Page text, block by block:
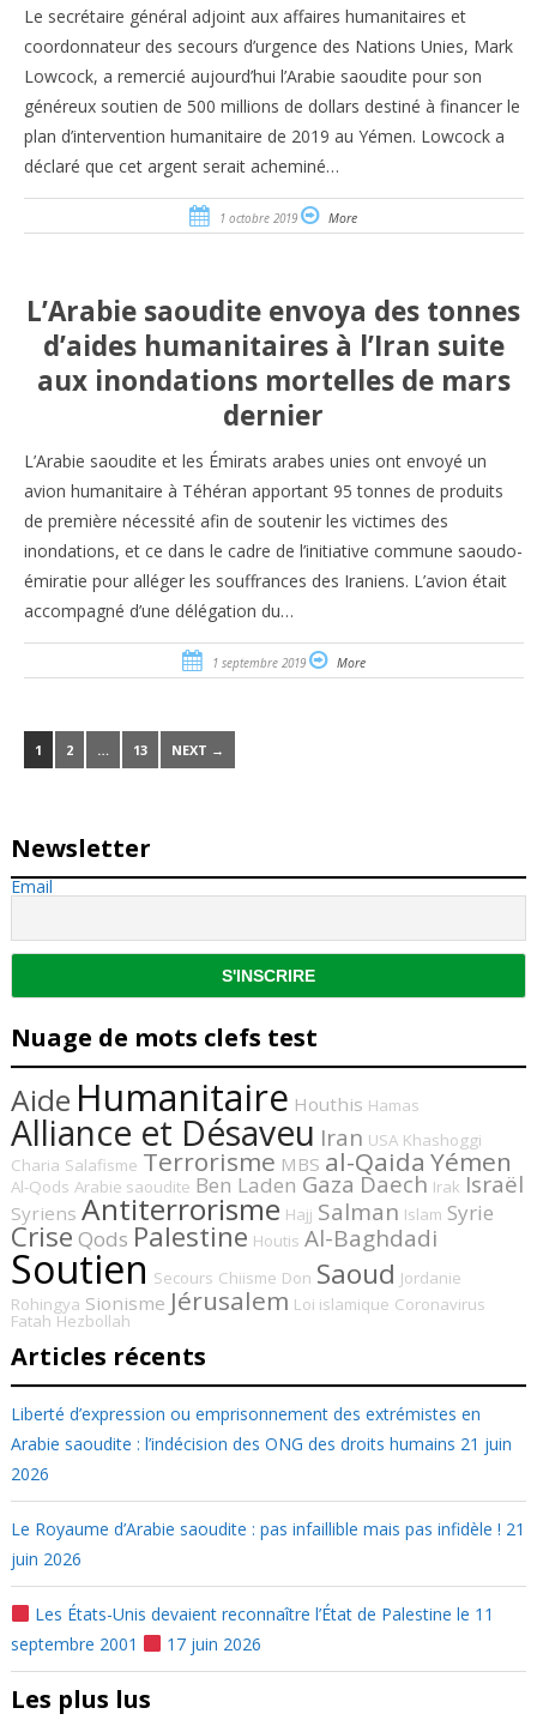
Le secrétaire général adjoint aux affaires humanitaires et
coordonnateur des secours d’urgence des Nations Unies, Mark
Lowcock, a remercié aujourd’hui l’Arabie saoudite pour son
généreux soutien de 500 millions de dollars destiné à financer le
plan d’intervention humanitaire de 2019 au Yémen. Lowcock a
déclaré que cet argent serait acheminé…
1 octobre 2019 More
L’Arabie saoudite envoya des tonnes
d’aides humanitaires à l’Iran suite
aux inondations mortelles de mars
dernier
L’Arabie saoudite et les Émirats arabes unies ont envoyé un
avion humanitaire à Téhéran apportant 95 tonnes de produits
de première nécessité afin de soutenir les victimes des
inondations, et ce dans le cadre de l’initiative commune saoudo-
émiratie pour alléger les souffrances des Iraniens. L’avion était
accompagné d’une délégation du…
1 septembre 2019 More
1 2 … 13 NEXT →
Newsletter
Email
Nuage de mots clefs test
Aide Humanitaire Houthis Hamas
Alliance et Désaveu Iran USA Khashoggi
Charia Salafisme Terrorisme MBS al-Qaida Yémen
Al-Qods Arabie saoudite Ben Laden Gaza Daech Irak Israël
Syriens Antiterrorisme Hajj Salman Islam Syrie
Crise Qods Palestine Houtis Al-Baghdadi
Soutien Secours Chiisme Don Saoud Jordanie
Rohingya Sionisme Jérusalem Loi islamique Coronavirus
Fatah Hezbollah
Articles récents
Liberté d’expression ou emprisonnement des extrémistes en
Arabie saoudite : l’indécision des ONG des droits humains 21 juin
2026
Le Royaume d’Arabie saoudite : pas infaillible mais pas infidèle ! 21
juin 2026
Les États-Unis devaient reconnaître l’État de Palestine le 11
septembre 2001
17 juin 2026
Les plus lus